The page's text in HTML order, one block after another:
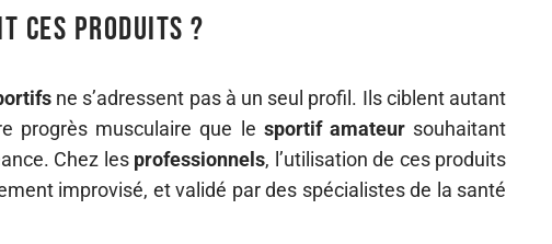
ces produits ?
ne s’adressent pas à un seul profil. Ils ciblent autant
progrès musculaire que le sportif amateursouhaitant
Chez les professionnels, l’utilisation de ces produits
improvisé, et validé par des spécialistes de la santé